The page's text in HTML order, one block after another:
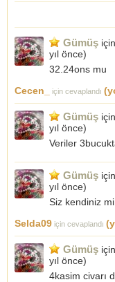
Gümüş için
yıl önce)
32.24ons mu
Cecen_
için cevaplandı
Gümüş için
yıl önce)
Veriler
Gümüş için
yıl önce)
Siz kendiniz
Selda09 için cevaplandı
Gümüş için
yıl önce)
4kasim civarı